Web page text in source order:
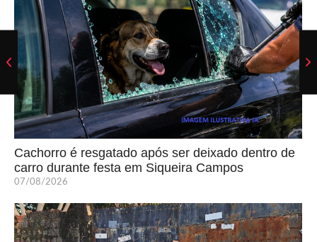
Cachorro é resgatado após ser deixado dentro de
carro durante festa em Siqueira Campos
07/08/2026